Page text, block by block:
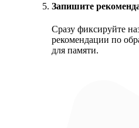
Запишите
Сразу фиксируйте
рекомендации по
для памяти.